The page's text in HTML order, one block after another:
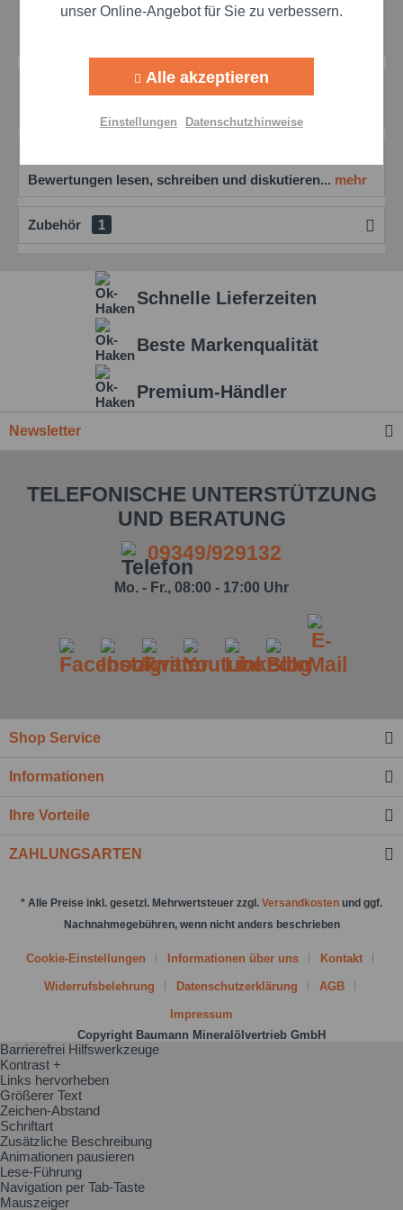
Kenntnis genommen.*
Bewertungen lesen, schreiben und diskutieren... mehr
Zubehör 1
Schnelle Lieferzeiten
Beste Markenqualität
Premium-Händler
Newsletter
TELEFONISCHE UNTERSTÜTZUNG
UND BERATUNG
09349/929132
Mo. - Fr., 08:00 - 17:00 Uhr
Shop Service
Informationen
Ihre Vorteile
ZAHLUNGSARTEN
* Alle Preise inkl. gesetzl. Mehrwertsteuer zzgl. Versandkosten und ggf.
Nachnahmegebühren, wenn nicht anders beschrieben
Cookie-Einstellungen Informationen über uns Kontakt
Widerrufsbelehrung Datenschutzerklärung AGB
Impressum
Copyright Baumann Mineralölvertrieb GmbH
Personalisierung Aktiv
unser Online-Angebot für Sie zu verbessern.
Alle akzeptieren
Einstellungen Datenschutzhinweise
Barrierefrei Hilfswerkzeuge
Kontrast +
Links hervorheben
Größerer Text
Zeichen-Abstand
Schriftart
Zusätzliche Beschreibung
Animationen pausieren
Lese-Führung
Navigation per Tab-Taste
Mauszeiger